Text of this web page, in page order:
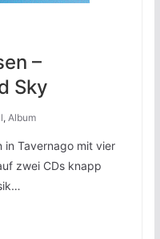
–
Sky
, Album
in Tavernago mit vier
zwei CDs knapp